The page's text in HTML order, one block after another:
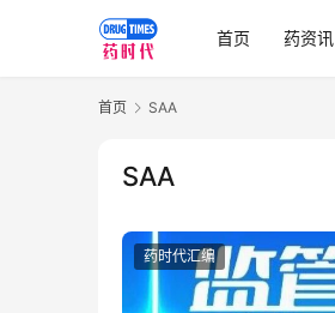
首页 药资讯
首页 SAA
SAA
药时代汇编